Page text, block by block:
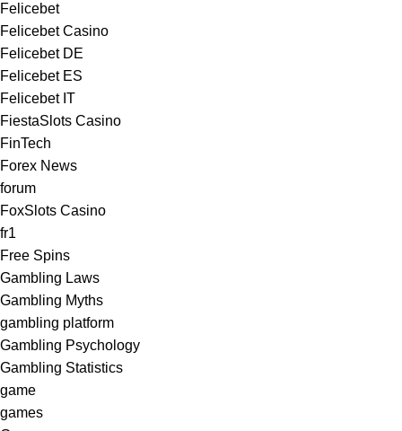
Felicebet
Felicebet Casino
Felicebet DE
Felicebet ES
Felicebet IT
FiestaSlots Casino
FinTech
Forex News
forum
FoxSlots Casino
fr1
Free Spins
Gambling Laws
Gambling Myths
gambling platform
Gambling Psychology
Gambling Statistics
game
games